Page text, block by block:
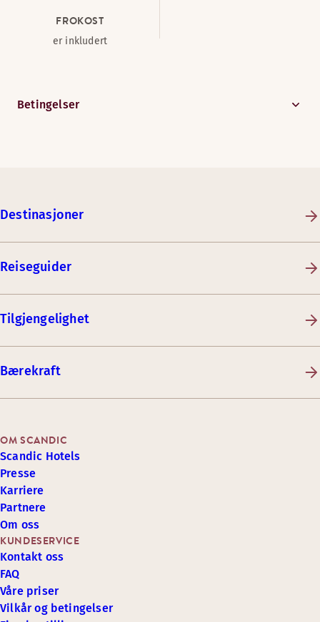
FROKOST
er inkludert
Betingelser
Destinasjoner
Reiseguider
Tilgjengelighet
Bærekraft
KUNDESERVICE
Kontakt oss
FAQ
Våre priser
Vilkår og betingelser
OM SCANDIC
Scandic Hotels
Presse
Karriere
Partnere
Om oss